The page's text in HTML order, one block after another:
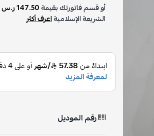
أو قسم فاتورتك بقيمة147.50 ر.س على
الشريعة الإسلاميةاعرف أكثر
رقم الموديل